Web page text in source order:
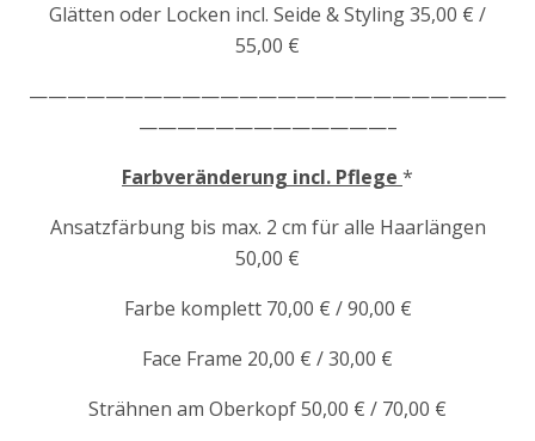
Glätten oder Locken incl. Seide & Styling 35,00 € /
55,00 €
—————————————————————————
—————————————–
Farbveränderung incl. Pflege *
Ansatzfärbung bis max. 2 cm für alle Haarlängen
50,00 €
Farbe komplett 70,00 € / 90,00 €
Face Frame 20,00 € / 30,00 €
Strähnen am Oberkopf 50,00 € / 70,00 €